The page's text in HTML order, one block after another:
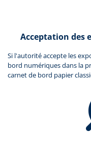
Acceptation des
Si l'autorité accepte les
bord numériques dans la
carnet de bord papier